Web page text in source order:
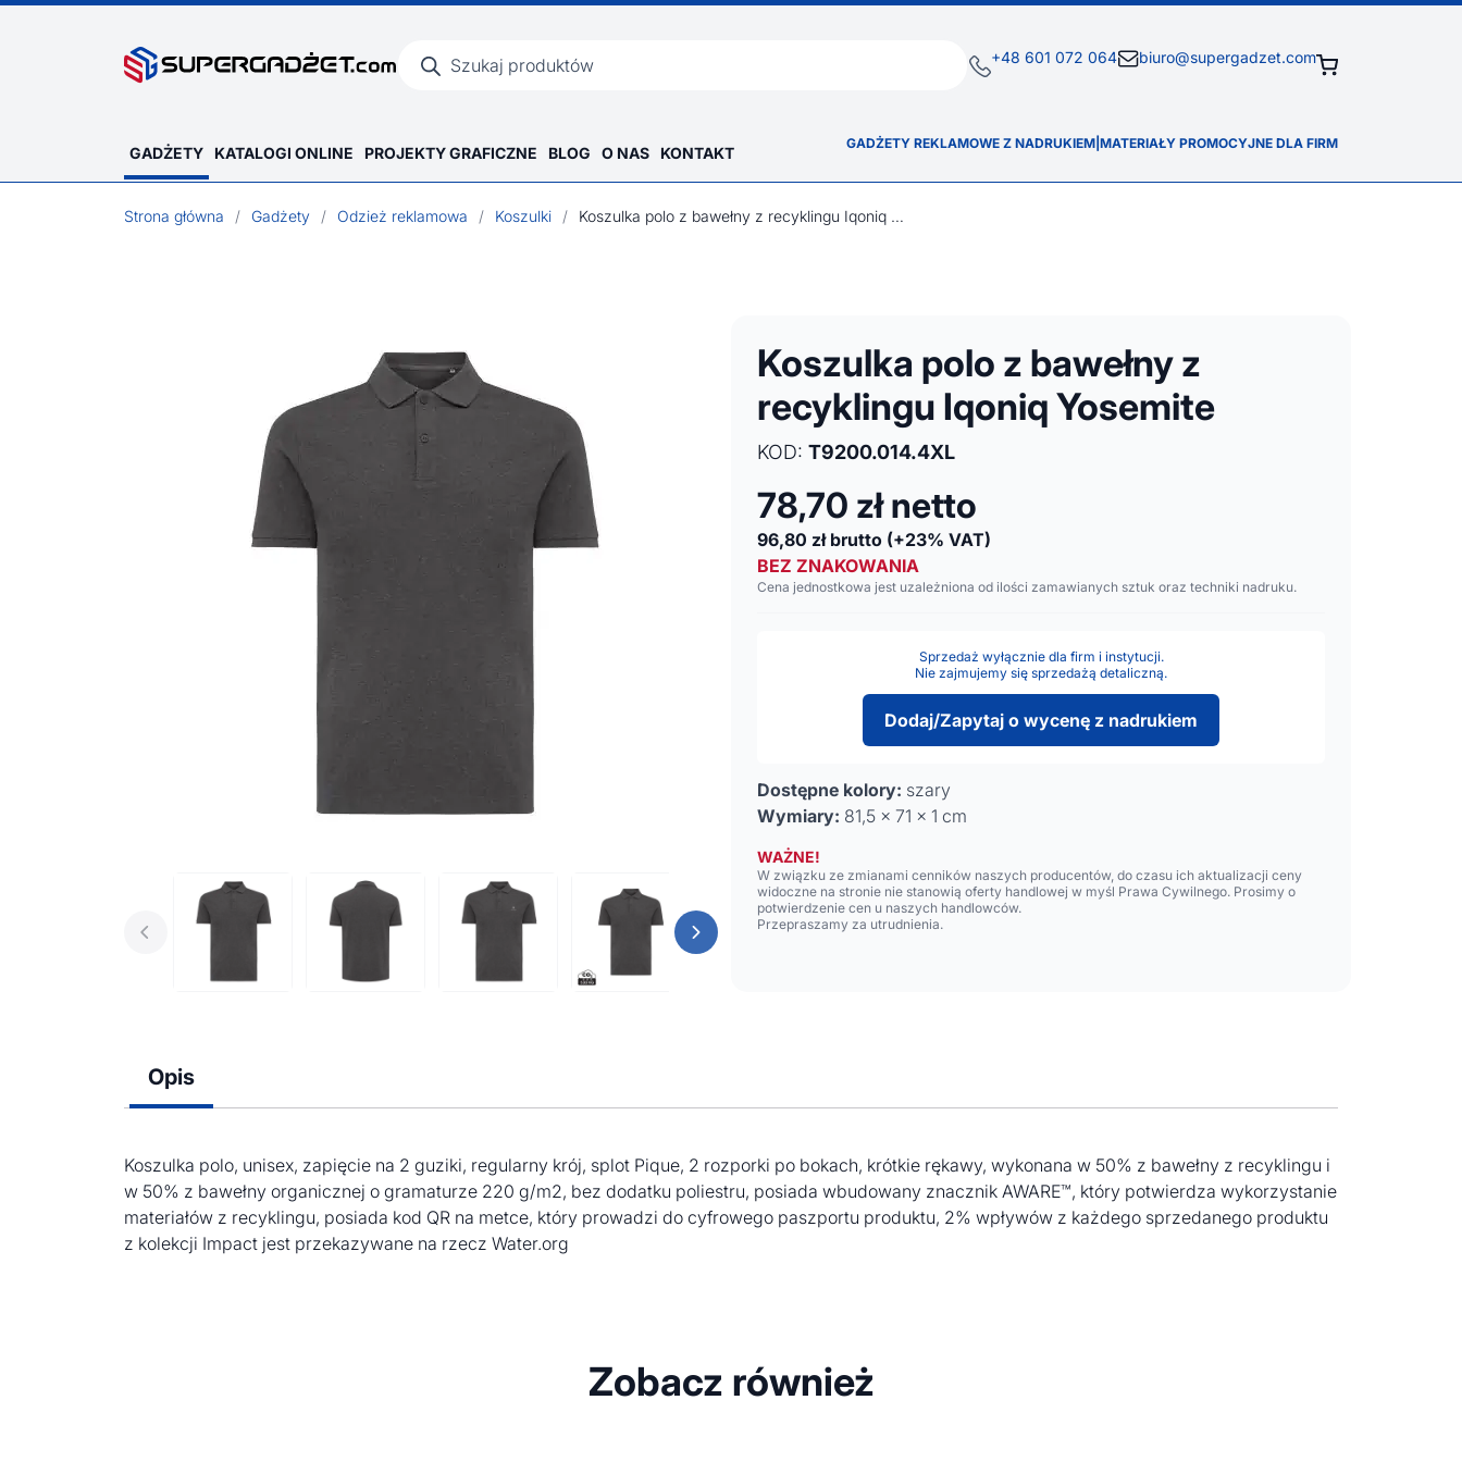
produktów
+48 601 072 064 biuro@supergadzet.com
GADŻETY KATALOGI ONLINE PROJEKTY GRAFICZNE BLOG O NAS KONTAKT GADŻETY REKLAMOWE Z NADRUKIEM MATERIAŁY PROMOCYJNE DLA FIRM
Strona główna / Gadżety / Odzież reklamowa / Koszulki / Koszulka polo z bawełny z recyklingu Iqoniq Yosemite
Koszulka polo z bawełny z
recyklingu Iqoniq Yosemite
KOD: T9200.014.4XL
78,70 zł netto
96,80 zł brutto (+23% VAT)
BEZ ZNAKOWANIA
Cena jednostkowa jest uzależniona od ilości zamawianych sztuk oraz techniki nadruku.
Sprzedaż wyłącznie dla firm i instytucji.
Nie zajmujemy się sprzedażą detaliczną.
Dodaj/Zapytaj o wycenę z nadrukiem
Dostępne kolory: szary
Wymiary: 81,5 x 71 x 1 cm
WAŻNE!
W związku ze zmianami cenników naszych producentów, do czasu ich aktualizacji ceny
widoczne na stronie nie stanowią oferty handlowej w myśl Prawa Cywilnego. Prosimy o
potwierdzenie cen u naszych handlowców.
Przepraszamy za utrudnienia.
Opis
Koszulka polo, unisex, zapięcie na 2 guziki, regularny krój, splot Pique, 2 rozporki po bokach, krótkie rękawy, wykonana w 50% z bawełny z recyklingu i
w 50% z bawełny organicznej o gramaturze 220 g/m2, bez dodatku poliestru, posiada wbudowany znacznik AWARE™, który potwierdza wykorzystanie
materiałów z recyklingu, posiada kod QR na metce, który prowadzi do cyfrowego paszportu produktu, 2% wpływów z każdego sprzedanego produktu
z kolekcji Impact jest przekazywane na rzecz Water.org
Zobacz również